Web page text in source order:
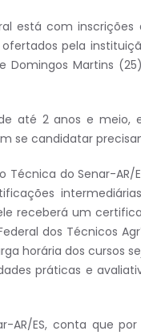
está com
pela
Domingos Martins
até 2 anos e meio,
se candidatar
do Senar-AR/
receberá um
dos Técnicos
horária dos cursos
práticas e
AR/ES, conta que